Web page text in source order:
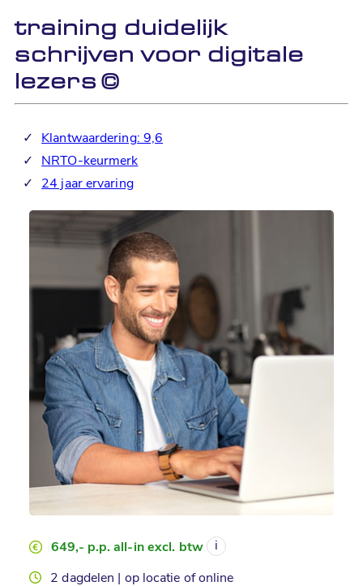
training duidelijk
schrijven voor digitale
lezers©
✓
Klantwaardering: 9,6
✓
NRTO-keurmerk
✓
24 jaar ervaring
649,- p.p. all-in excl. btw
2 dagdelen | op locatie of online